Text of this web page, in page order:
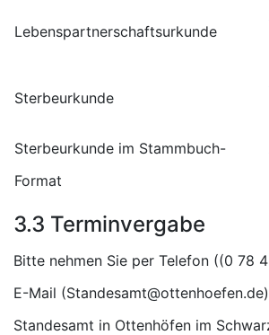
Lebenspartnerschaftsurkunde
Sterbeurkunde
Sterbeurkunde im Stammbuch-
Format
3.3 Terminvergabe
Bitte nehmen Sie per Telefon (
E-Mail (
Standesamt in Ottenhöfen im